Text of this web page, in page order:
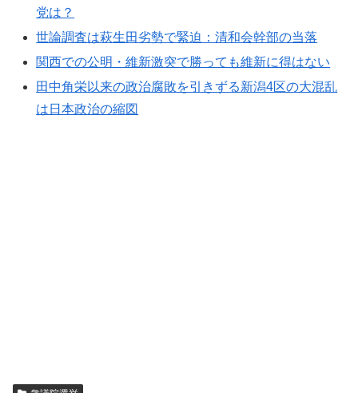
党は？
世論調査は萩生田劣勢で緊迫：清和会幹部の当落
関西での公明・維新激突で勝っても維新に得はない
田中角栄以来の政治腐敗を引きずる新潟4区の大混乱
は日本政治の縮図